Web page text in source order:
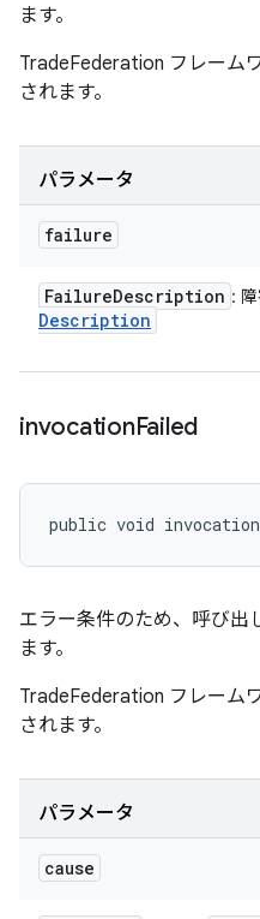
ます。
TradeFederation フレーム
されます。
パラメータ
failure
FailureDescription :
Description
invocationFailed
public void
エラー条件のため、呼び出
ます。
TradeFederation フレーム
されます。
パラメータ
cause